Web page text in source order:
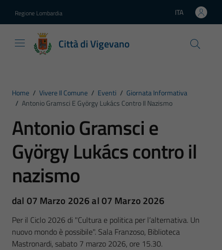
Regione Lombardia Lingua attiva:
ITA
Città di Vigevano
Home / Vivere Il Comune / Eventi / Giornata Informativa
/ Antonio Gramsci E György Lukács Contro Il Nazismo
Antonio Gramsci e
György Lukács contro il
nazismo
dal 07 Marzo 2026 al 07 Marzo 2026
Per il Ciclo 2026 di "Cultura e politica per l’alternativa. Un
nuovo mondo è possibile". Sala Franzoso, Biblioteca
Mastronardi, sabato 7 marzo 2026, ore 15.30.